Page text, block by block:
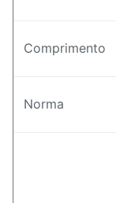
Comprimento
Norma